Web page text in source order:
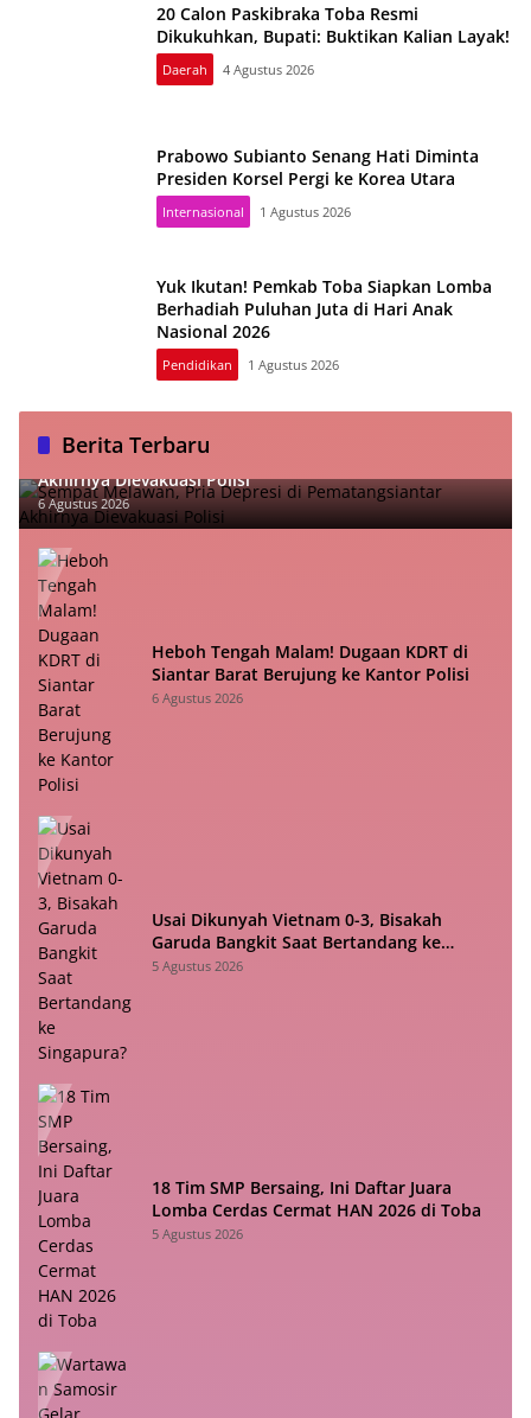
20 Calon Paskibraka Toba Resmi
Dikukuhkan, Bupati: Buktikan Kalian Layak!
Daerah 4 Agustus 2026
Prabowo Subianto Senang Hati Diminta
Presiden Korsel Pergi ke Korea Utara
Internasional 1 Agustus 2026
Yuk Ikutan! Pemkab Toba Siapkan Lomba
Berhadiah Puluhan Juta di Hari Anak
Nasional 2026
Pendidikan 1 Agustus 2026
Berita Terbaru
Sempat Melawan, Pria Depresi di Pematangsiantar
Akhirnya Dievakuasi Polisi
6 Agustus 2026
Heboh Tengah Malam! Dugaan KDRT di
Siantar Barat Berujung ke Kantor Polisi
6 Agustus 2026
Usai Dikunyah Vietnam 0-3, Bisakah
Garuda Bangkit Saat Bertandang ke
Singapura?
5 Agustus 2026
18 Tim SMP Bersaing, Ini Daftar Juara
Lomba Cerdas Cermat HAN 2026 di Toba
5 Agustus 2026